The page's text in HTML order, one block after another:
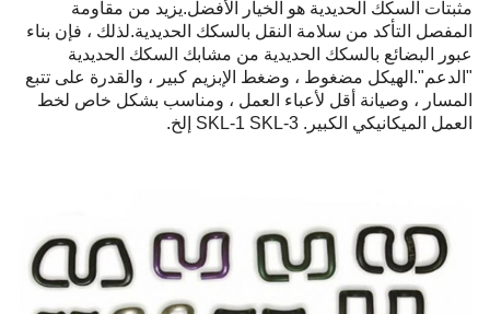
مثبتات السكك الحديدية هو الخيار الأفضل.يزيد من مقاومة
المفصل التأكد من سلامة النقل بالسكك الحديدية.لذلك ، فإن بناء
عبور البضائع بالسكك الحديدية من مشابك السكك الحديدية
"الدعم".الهيكل مضغوط ، وضغط الإبزيم كبير ، والقدرة على تتبع
المسار ، وصيانة أقل لأعباء العمل ، ومناسب بشكل خاص لخط
العمل الميكانيكي الكبير. SKL-1 SKL-3 إلخ.